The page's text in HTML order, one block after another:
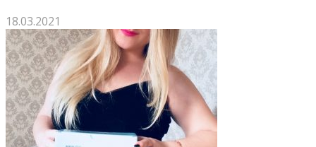
18.03.2021